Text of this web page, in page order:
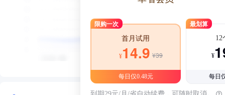
限购一次
首月试用
¥14.9 ¥39
每日仅0.48元
最划算
12
¥
每日